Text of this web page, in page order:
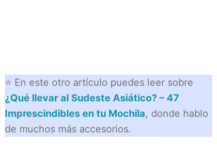
⭐ En este otro artículo puedes leer sobre
¿Qué llevar al Sudeste Asiático? – 47
Imprescindibles en tu Mochila, donde hablo
de muchos más accesorios.